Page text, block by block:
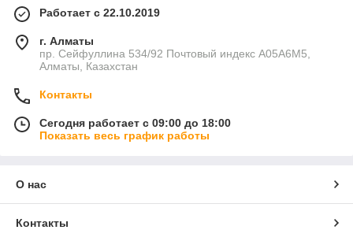
Работает с 22.10.2019
г. Алматы
пр. Сейфуллина 534/92 Почтовый индекс A05A6M5,
Алматы, Казахстан
Контакты
Сегодня работает с 09:00 до 18:00
Показать весь график работы
О нас
Контакты